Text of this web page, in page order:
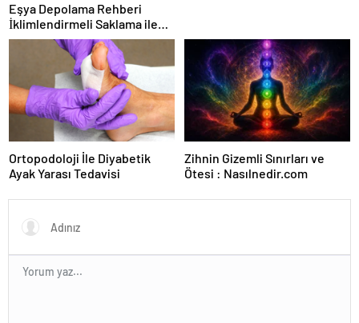
Eşya Depolama Rehberi
İklimlendirmeli Saklama ile
Güvenli Kullanım
Ortopodoloji İle Diyabetik
Ayak Yarası Tedavisi
Zihnin Gizemli Sınırları ve
Ötesi : Nasılnedir.com